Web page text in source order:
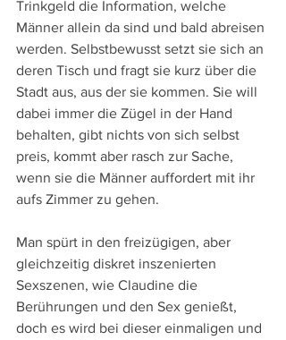
Trinkgeld die Information, welche
Männer allein da sind und bald abreisen
werden. Selbstbewusst setzt sie sich an
deren Tisch und fragt sie kurz über die
Stadt aus, aus der sie kommen. Sie will
dabei immer die Zügel in der Hand
behalten, gibt nichts von sich selbst
preis, kommt aber rasch zur Sache,
wenn sie die Männer auffordert mit ihr
aufs Zimmer zu gehen.
Man spürt in den freizügigen, aber
gleichzeitig diskret inszenierten
Sexszenen, wie Claudine die
Berührungen und den Sex genießt,
doch es wird bei dieser einmaligen und